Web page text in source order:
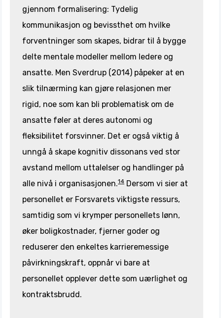
gjennom formalisering: Tydelig
kommunikasjon og bevissthet om hvilke
forventninger som skapes, bidrar til å bygge
delte mentale modeller mellom ledere og
ansatte. Men Sverdrup (2014) påpeker at en
slik tilnærming kan gjøre relasjonen mer
rigid, noe som kan bli problematisk om de
ansatte føler at deres autonomi og
fleksibilitet forsvinner. Det er også viktig å
unngå å skape kognitiv dissonans ved stor
avstand mellom uttalelser og handlinger på
alle nivå i organisasjonen.14 Dersom vi sier at
personellet er Forsvarets viktigste ressurs,
samtidig som vi krymper personellets lønn,
øker boligkostnader, fjerner goder og
reduserer den enkeltes karrieremessige
påvirkningskraft, oppnår vi bare at
personellet opplever dette som uærlighet og
kontraktsbrudd.